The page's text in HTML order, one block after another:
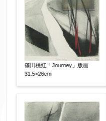
篠田桃紅「Journey」版画
31.5×26cm